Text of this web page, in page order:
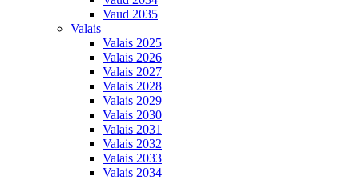
Vaud 2035
Valais
Valais 2025
Valais 2026
Valais 2027
Valais 2028
Valais 2029
Valais 2030
Valais 2031
Valais 2032
Valais 2033
Valais 2034